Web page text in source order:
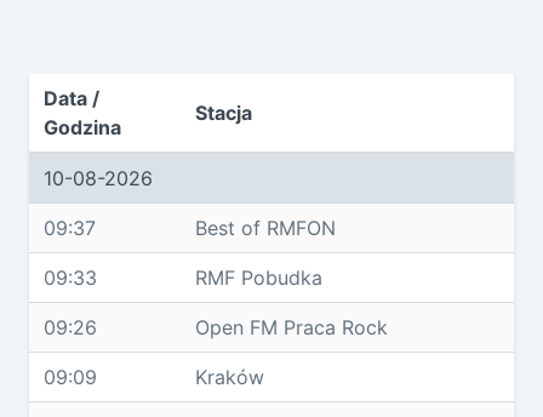
Data /
Godzina
Stacja
10-08-2026
09:37 Best of RMFON
09:33 RMF Pobudka
09:26 Open FM Praca Rock
09:09 Kraków